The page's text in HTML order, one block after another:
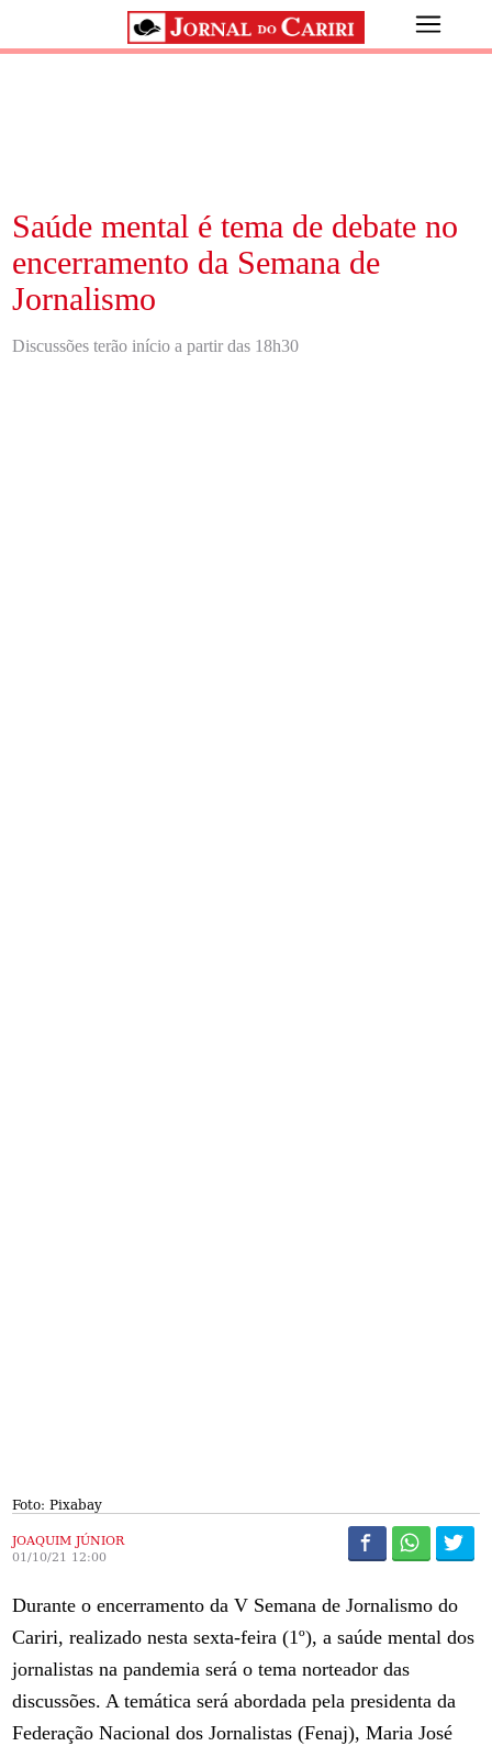
Saúde mental é tema de debate no
encerramento da Semana de
Jornalismo
Discussões terão início a partir das 18h30
Foto: Pixabay
JOAQUIM JÚNIOR
01/10/21 12:00
Durante o encerramento da V Semana de Jornalismo do
Cariri, realizado nesta sexta-feira (1º), a saúde mental dos
jornalistas na pandemia será o tema norteador das
discussões. A temática será abordada pela presidenta da
Federação Nacional dos Jornalistas (Fenaj), Maria José